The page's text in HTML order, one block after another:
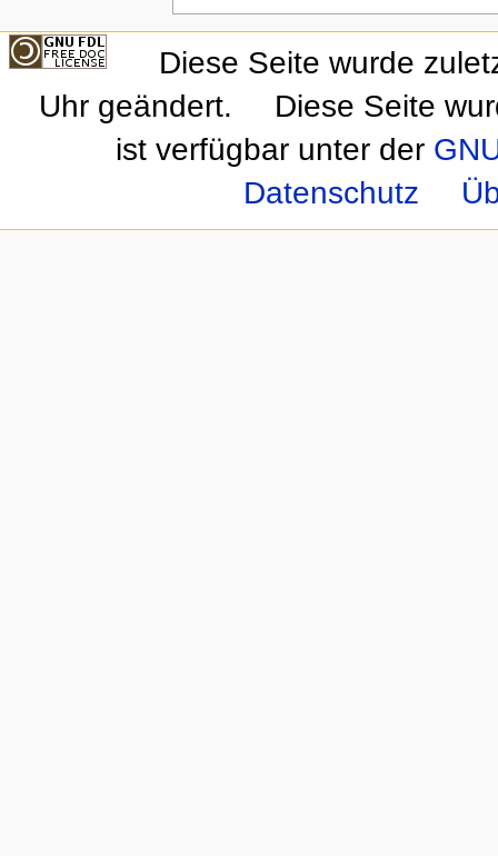
Diese Seite wurde
Uhr geändert.
Diese Seite
ist verfügbar unter der
Datenschutz